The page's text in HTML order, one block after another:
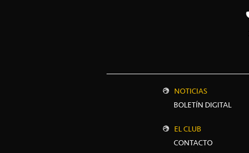
NOTICIAS
BOLETÍN DIGITAL
EL CLUB
CONTACTO